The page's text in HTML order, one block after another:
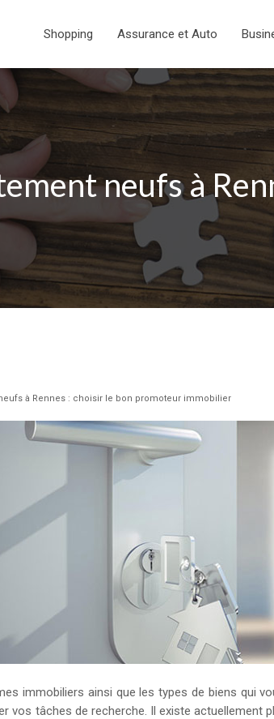
Shopping Assurance et Auto
neufs à
à Rennes : choisir le bon promoteur immobilier
immobiliers ainsi que les types de biens qui
vos tâches de recherche. Il existe